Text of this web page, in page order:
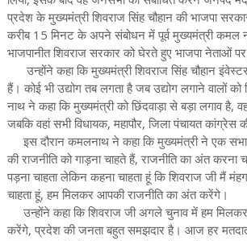
प्रदेश के मुख्यमंत्री शिवराज सिंह चौहान की भाजपा
करीब 15 मिनट के अपने संबोधन में पूर्व मुख्यमंत्री कमल
भाजपानीत शिवराज सरकार को घेरते हुए भाजपा नेताओं पर
उन्होंने कहा कि मुख्यमंत्री शिवराज सिंह चौहान
हैं। कोई भी उद्योग तब लगता है जब उद्योग लगाने वालों को
नाथ ने कहा कि मुख्यमंत्री को छिंदवाड़ा से बड़ा लगाव है,
जबकि वहां सभी विधायक, महापौर, जिला पंचायत कांग्रेस
इस दौरान कमलनाथ ने कहा कि मुख्यमंत्री ने एक
की राजनीति को गाड़ना चाहते हैं, राजनीति का अंत करना
पड़ना चाहता लेकिन कहना चाहता हूं कि शिवराज जी मैं
चाहता हूं, हम मिलकर आपकी राजनीति का अंत करेंगे।
उन्होंने कहा कि शिवराज जी अगले चुनाव में हम
करेंगे, प्रदेश की जनता बहुत समझदार है। आज हर